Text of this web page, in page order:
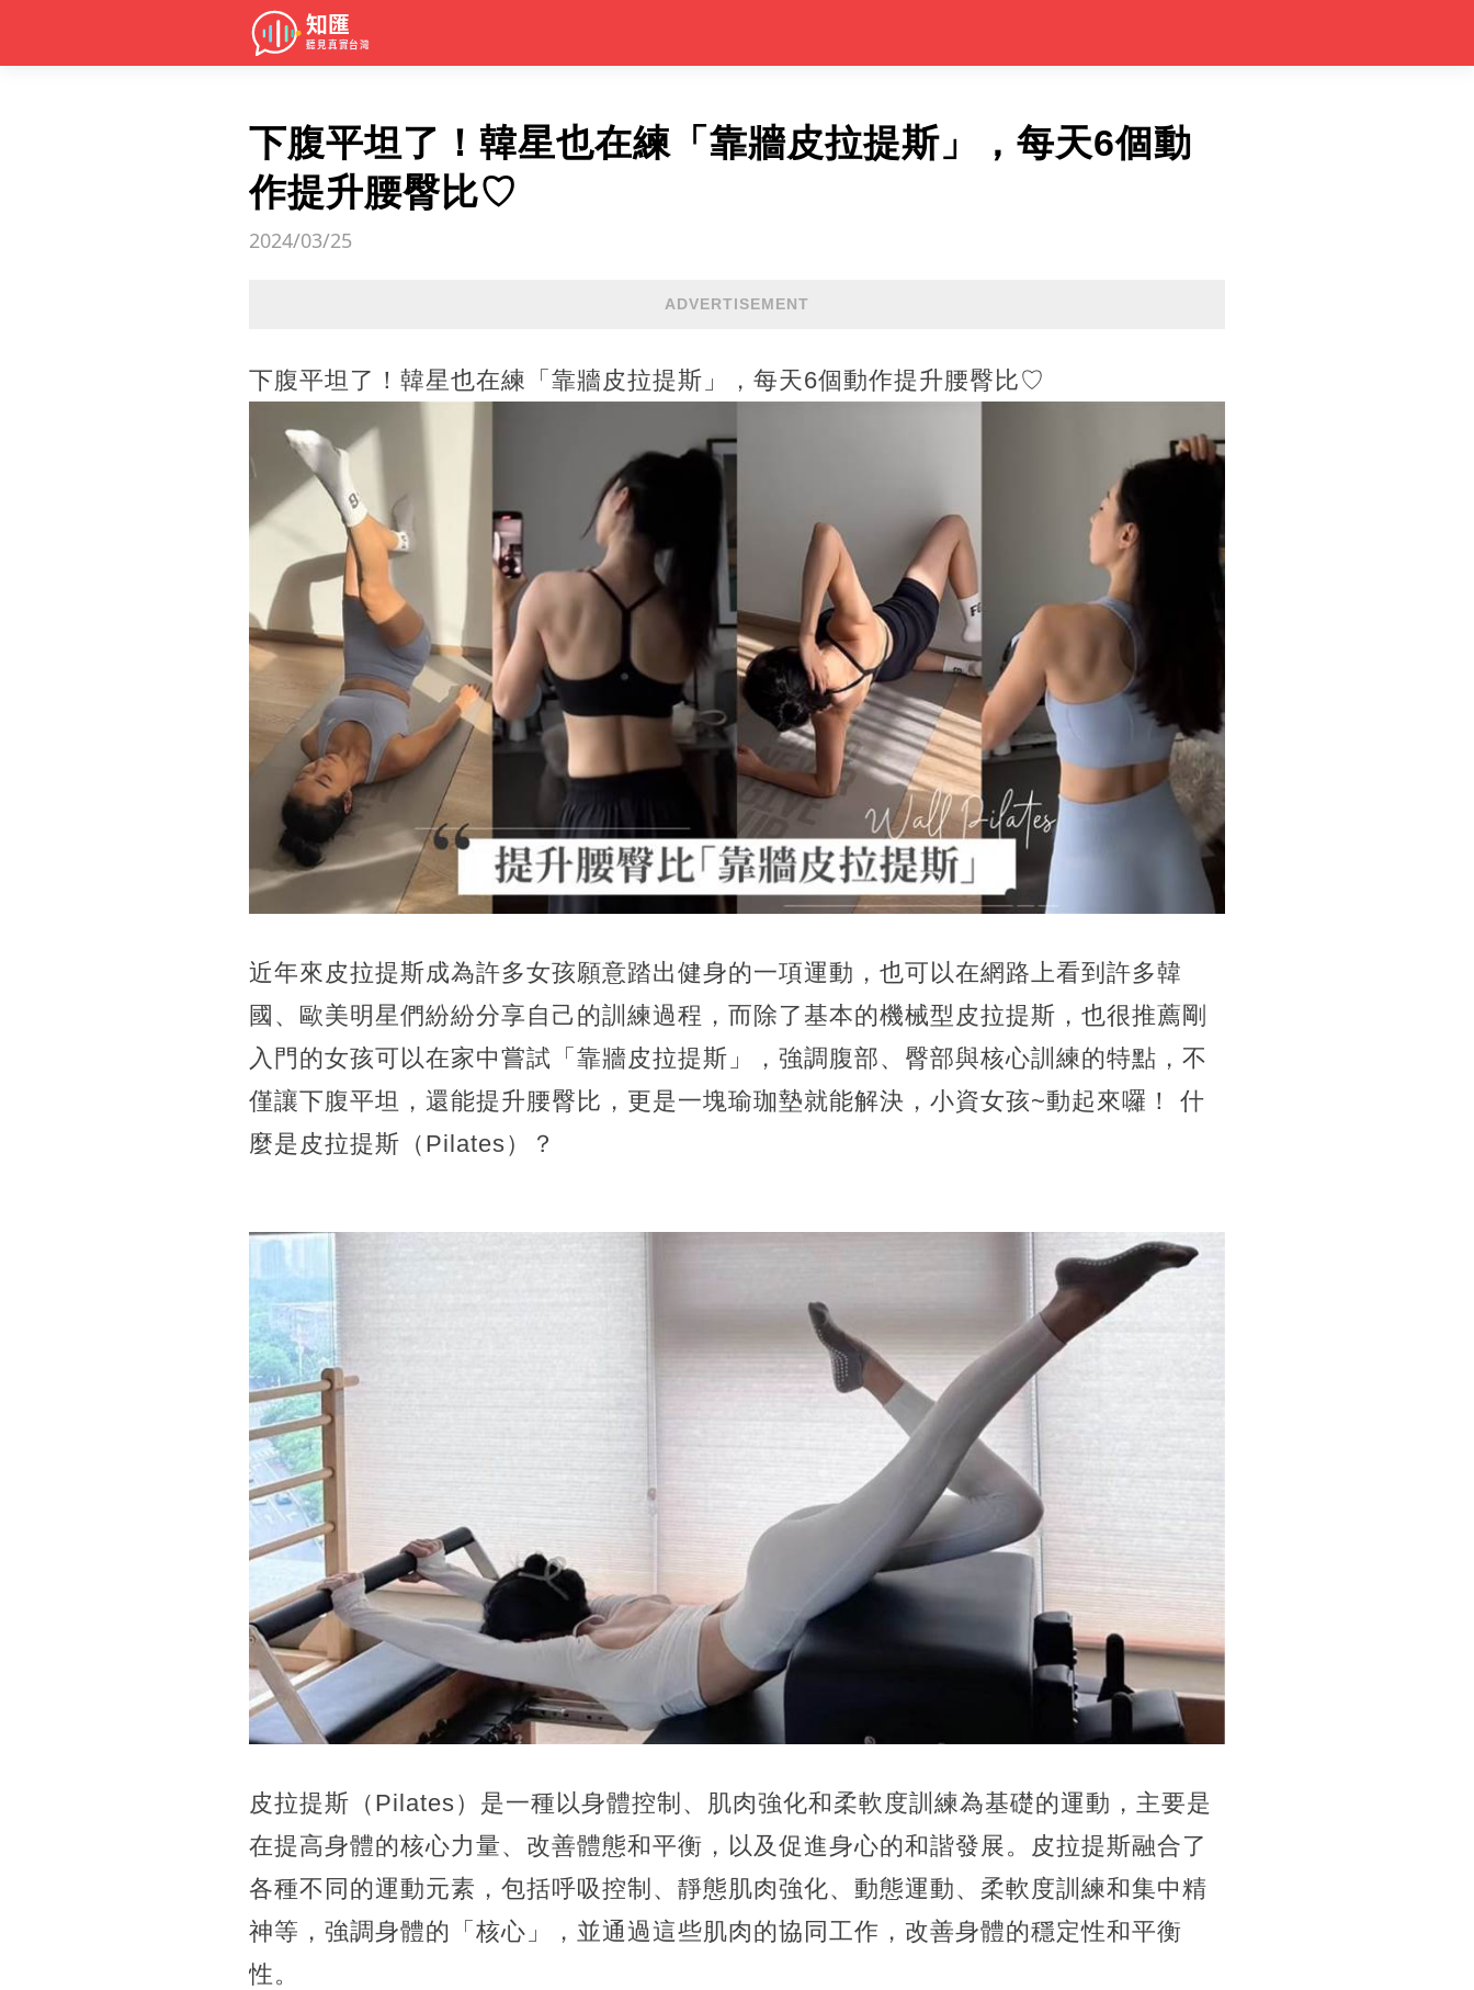
下腹平坦了！韓星也在練「靠牆皮拉提斯」，每天6個動
作提升腰臀比♡
2024/03/25
ADVERTISEMENT
下腹平坦了！韓星也在練「靠牆皮拉提斯」，每天6個動作提升腰臀比♡
近年來皮拉提斯成為許多女孩願意踏出健身的一項運動，也可以在網路上看到許多韓
國、歐美明星們紛紛分享自己的訓練過程，而除了基本的機械型皮拉提斯，也很推薦剛
入門的女孩可以在家中嘗試「靠牆皮拉提斯」，強調腹部、臀部與核心訓練的特點，不
僅讓下腹平坦，還能提升腰臀比，更是一塊瑜珈墊就能解決，小資女孩~動起來囉！ 什
麼是皮拉提斯（Pilates）？
皮拉提斯（Pilates）是一種以身體控制、肌肉強化和柔軟度訓練為基礎的運動，主要是
在提高身體的核心力量、改善體態和平衡，以及促進身心的和諧發展。皮拉提斯融合了
各種不同的運動元素，包括呼吸控制、靜態肌肉強化、動態運動、柔軟度訓練和集中精
神等，強調身體的「核心」，並通過這些肌肉的協同工作，改善身體的穩定性和平衡
性。